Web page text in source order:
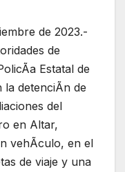
de 2023.-
de
Estatal de
la detenciÃn de
del
en Altar,
vehÃculo, en el
de viaje y una